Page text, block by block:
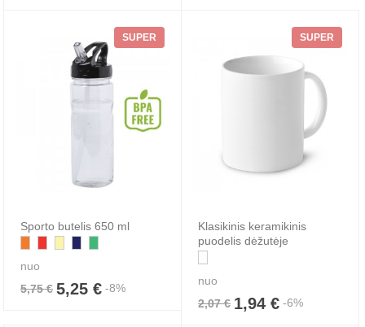
SUPER
Sporto butelis 650 ml
nuo
5,75 € 5,25 € -8%
SUPER
Klasikinis keramikinis
puodelis dėžutėje
nuo
2,07 € 1,94 € -6%